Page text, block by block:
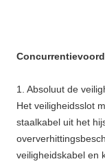
1. Absoluut de
Het veiligheidsslot
staalkabel uit het
veiligheidskabel en